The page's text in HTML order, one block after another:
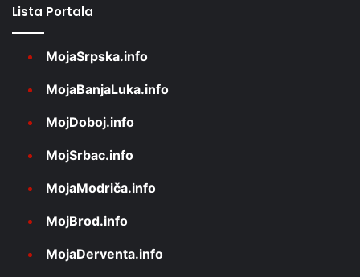
Lista Portala
MojaSrpska.info
MojaBanjaLuka.info
MojDoboj.info
MojSrbac.info
MojaModriča.info
MojBrod.info
MojaDerventa.info